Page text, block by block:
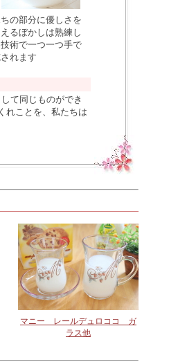
の部分に優しさを
るぼかしは熟練し
術で一つ一つ手で
れます
て同じものができ
れことを、私たちは
マニー レールデュロココ ガ
ラス他